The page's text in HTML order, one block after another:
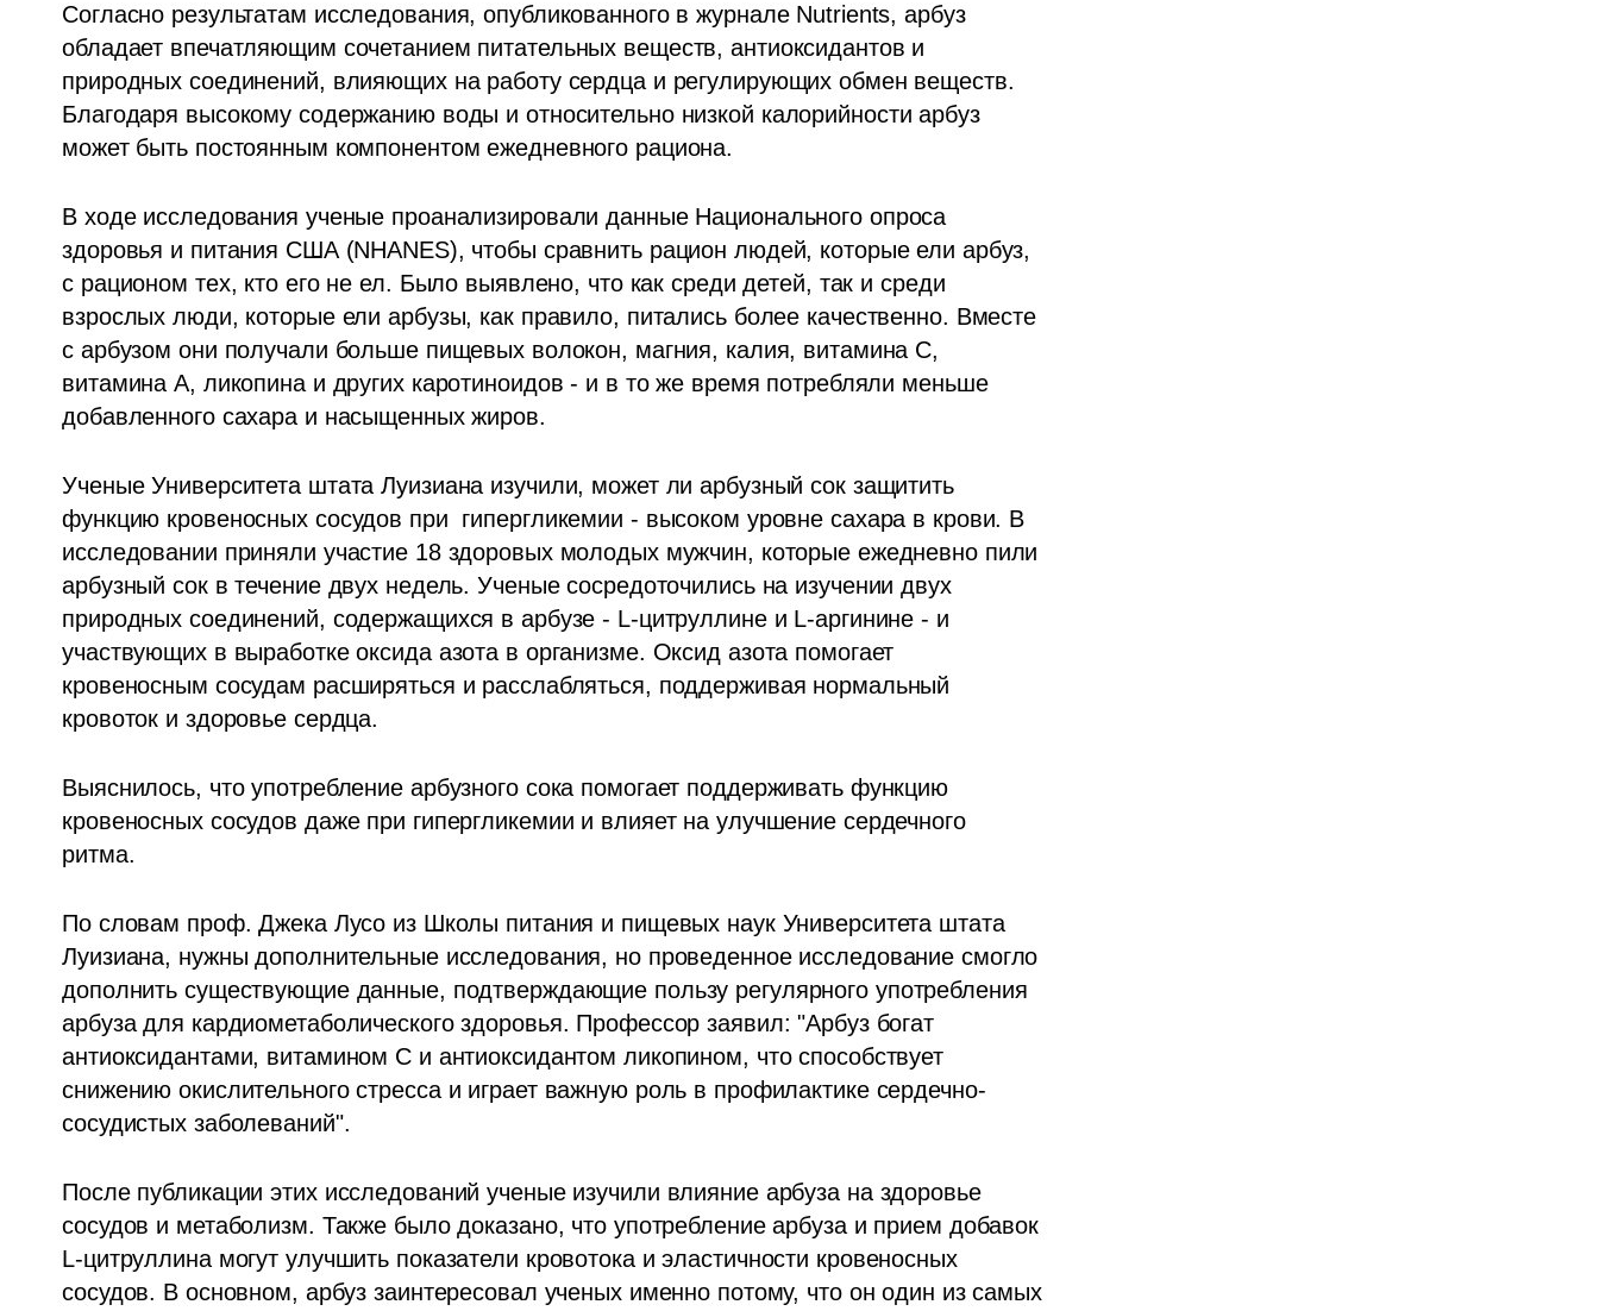
Согласно результатам исследования, опубликованного в журнале Nutrients, арбуз
обладает впечатляющим сочетанием питательных веществ, антиоксидантов и
природных соединений, влияющих на работу сердца и регулирующих обмен веществ.
Благодаря высокому содержанию воды и относительно низкой калорийности арбуз
может быть постоянным компонентом ежедневного рациона.
В ходе исследования ученые проанализировали данные Национального опроса
здоровья и питания США (NHANES), чтобы сравнить рацион людей, которые ели арбуз,
с рационом тех, кто его не ел. Было выявлено, что как среди детей, так и среди
взрослых люди, которые ели арбузы, как правило, питались более качественно. Вместе
с арбузом они получали больше пищевых волокон, магния, калия, витамина С,
витамина А, ликопина и других каротиноидов - и в то же время потребляли меньше
добавленного сахара и насыщенных жиров.
Ученые Университета штата Луизиана изучили, может ли арбузный сок защитить
функцию кровеносных сосудов при  гипергликемии - высоком уровне сахара в крови. В
исследовании приняли участие 18 здоровых молодых мужчин, которые ежедневно пили
арбузный сок в течение двух недель. Ученые сосредоточились на изучении двух
природных соединений, содержащихся в арбузе - L-цитруллине и L-аргинине - и
участвующих в выработке оксида азота в организме. Оксид азота помогает
кровеносным сосудам расширяться и расслабляться, поддерживая нормальный
кровоток и здоровье сердца.
Выяснилось, что употребление арбузного сока помогает поддерживать функцию
кровеносных сосудов даже при гипергликемии и влияет на улучшение сердечного
ритма.
По словам проф. Джека Лусо из Школы питания и пищевых наук Университета штата
Луизиана, нужны дополнительные исследования, но проведенное исследование смогло
дополнить существующие данные, подтверждающие пользу регулярного употребления
арбуза для кардиометаболического здоровья. Профессор заявил: "Арбуз богат
антиоксидантами, витамином С и антиоксидантом ликопином, что способствует
снижению окислительного стресса и играет важную роль в профилактике сердечно-
сосудистых заболеваний".
После публикации этих исследований ученые изучили влияние арбуза на здоровье
сосудов и метаболизм. Также было доказано, что употребление арбуза и прием добавок
L-цитруллина могут улучшить показатели кровотока и эластичности кровеносных
сосудов. В основном, арбуз заинтересовал ученых именно потому, что он один из самых